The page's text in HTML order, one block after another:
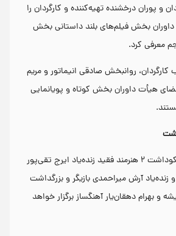
و پوران درخشنده تهیه‌کننده و کارگردان را
بخش فیلم‌های بلند داستانی بخش
معرفی کرد.
روانبخش صادقی انیماتور و مریم
هیأت داوران بخش کوتاه و پویانمایی
در این دوره جشنواره نکوداشت ۲ هنرمند فقید زنده‌یاد ایرج تقی‌پور
زنده‌یاد آرش میراحمدی بازیگر و بزرگداشت
و بهرام دهقان‌یار آهنگساز برگزار خواهد